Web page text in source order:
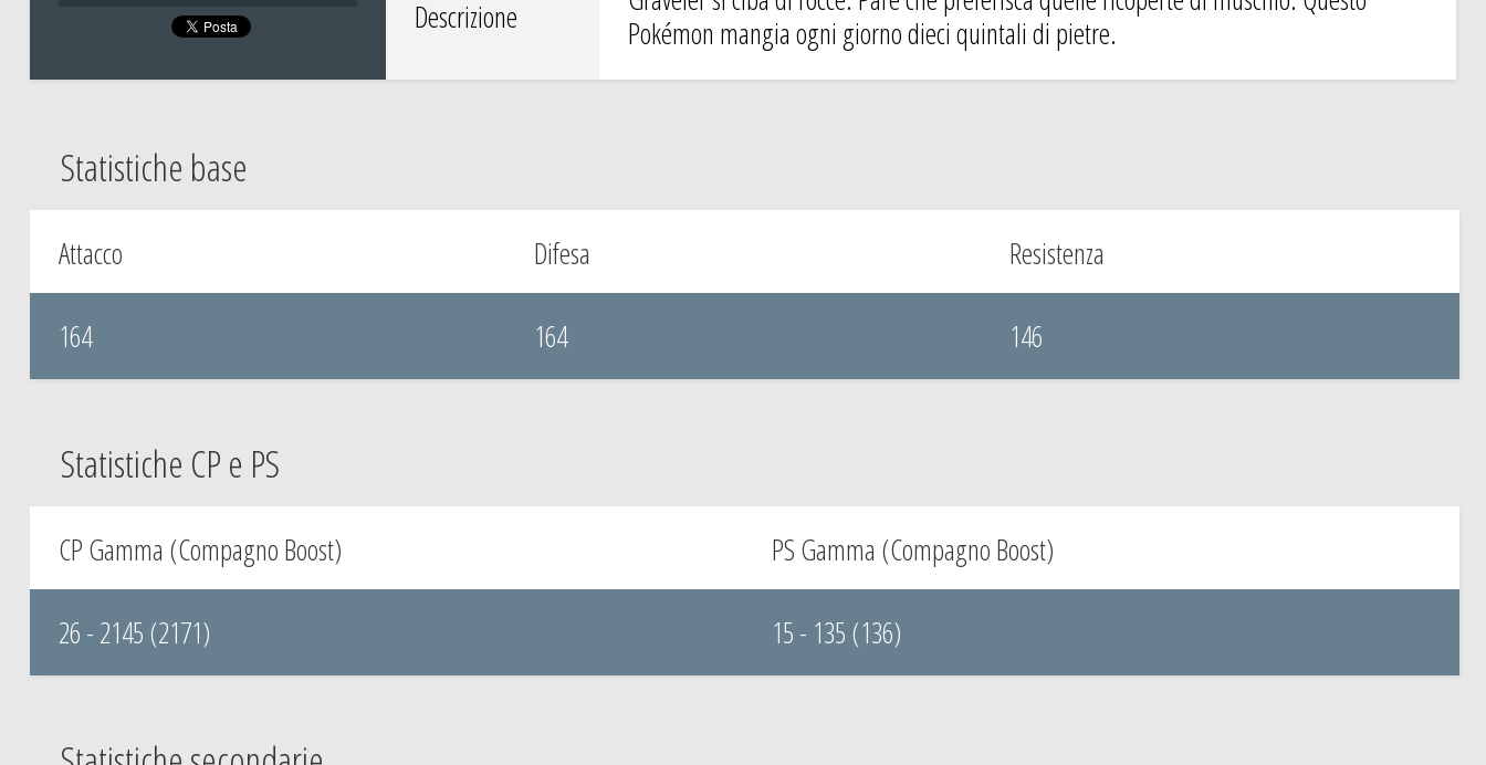
Descrizione
Pokémon mangia ogni giorno dieci quintali di pietre.
Statistiche base
Attacco
164
Difesa
164
Resistenza
146
Statistiche CP e PS
CP Gamma (Compagno Boost)
26 - 2145 (2171)
PS Gamma (Compagno Boost)
15 - 135 (136)